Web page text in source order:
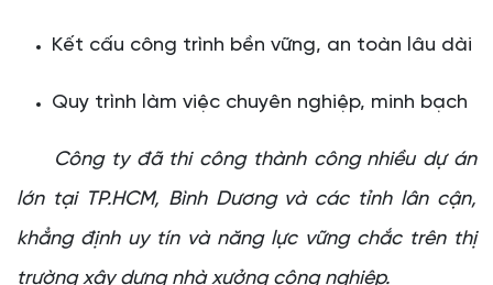
Kết cấu công trình bền vững, an toàn lâu dài
Quy trình làm việc chuyên nghiệp, minh bạch
Công ty đã thi công thành công nhiều dự án
lớn tại TP.HCM, Bình Dương và các tỉnh lân cận,
khẳng định uy tín và năng lực vững chắc trên thị
trường xây dựng nhà xưởng công nghiệp.